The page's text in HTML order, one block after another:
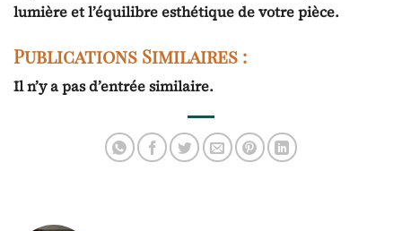
lumière et l’équilibre esthétique de votre pièce.
Publications Similaires :
Il n’y a pas d’entrée similaire.